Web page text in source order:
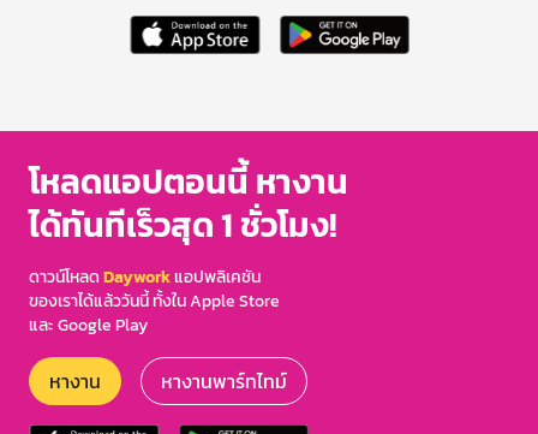
โหลดแอปตอนนี้ หางาน
ได้ทันทีเร็วสุด 1 ชั่วโมง!
ดาวน์โหลดDayworkแอปพลิเคชัน
ของเราได้แล้ววันนี้ ทั้งใน Apple Store
และ Google Play
หางาน หางานพาร์ทไทม์